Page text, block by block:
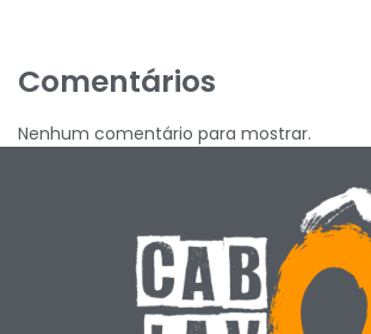
Comentários
Nenhum comentário para mostrar.